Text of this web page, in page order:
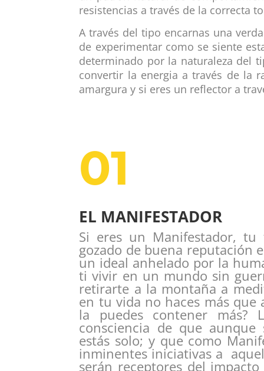
resistencias a través de la correcta
A través del tipo encarnas una
de experimentar como se siente
determinado por la naturaleza del
convertir la energia a través de la
amargura y si eres un reflector a
01
EL MANIFESTADOR
Si eres un Manifestador, tu
gozado de buena reputación
un ideal anhelado por la
ti vivir en un mundo sin
retirarte a la montaña a
en tu vida no haces más
la puedes contener más?
consciencia de que
estás solo; y que como
inminentes iniciativas a
serán receptores del